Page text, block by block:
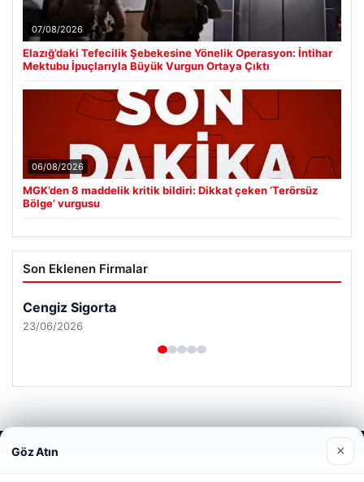
07/08/2026
Elazığ’daki Tefecilik Şebekesine Yönelik Operasyon: İntihar
Mektubu İpuçlarıyla Büyük Vurgun Ortaya Çıktı
06/08/2026
MGK’den 8 maddelik kritik bildiri: Dikkat çeken ‘Terörsüz
Bölge’ vurgusu
Son Eklenen Firmalar
Cengiz Sigorta
23/06/2026
© 2026 Analiz Gazete – Güncel Haberler
Web sitemizi nasıl kullandığınızı daha iyi anlayabilmek,
deneyiminizi kişiselleştirmek ve geliştirmek amacıyla çerezler
Göz Atın ×